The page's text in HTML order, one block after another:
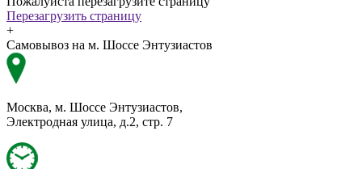
Перезагрузить страницу
+
Самовывоз на м. Шоссе Энтузиастов
Москва, м. Шоссе Энтузиастов,
Электродная улица, д.2, стр. 7